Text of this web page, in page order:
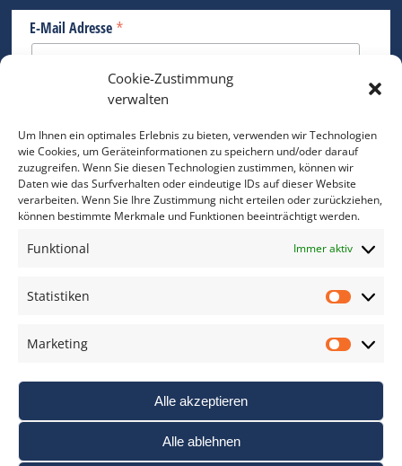
Cookie-Zustimmung
verwalten
Um Ihnen ein optimales Erlebnis zu bieten, verwenden wir Technologien
wie Cookies, um Geräteinformationen zu speichern und/oder darauf
zuzugreifen. Wenn Sie diesen Technologien zustimmen, können wir
Daten wie das Surfverhalten oder eindeutige IDs auf dieser Website
verarbeiten. Wenn Sie Ihre Zustimmung nicht erteilen oder zurückziehen,
können bestimmte Merkmale und Funktionen beeinträchtigt werden.
Funktional Immer aktiv
Statistiken
Marketing
Alle akzeptieren
Alle ablehnen
E-Mail Adresse *
Bitte geben Sie Ihre E-Mail Adresse ein.
*